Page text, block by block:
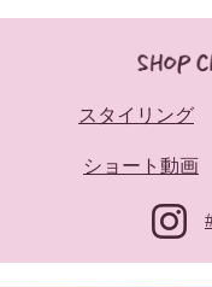
スタイリング
ショート動画